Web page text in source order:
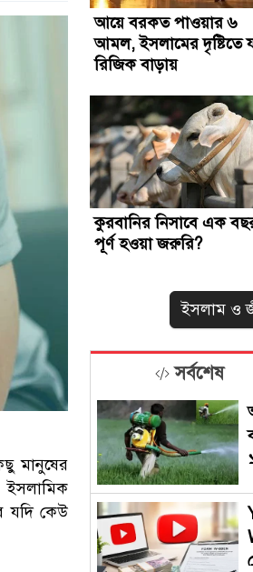
মানুষের
ইসলামিক
যদি কেউ
আয়ে বরকত পাওয়ার ৬
আমল, ইসলামের দৃষ্টিতে
রিজিক বাড়ায়
কুরবানির নিসাবে এক
পূর্ণ হওয়া জরুরি?
ইসলাম ও
সর্বশেষ